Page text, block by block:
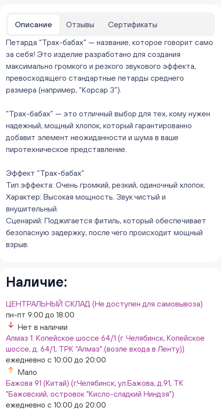
ежедневно с 10:00 до 20:00
Краснопольский 13г (Цветы) (Краснопольский, 13Г)
ежедневно с 10:00 до 20:00
Нет в наличии
Молния Зоопарк - Труда,166 (ул. Труда,166/5)
ежедневно с 10:00 до 20:00
Нет в наличии
Черкасская, д.17/1, за ТК "Невский")
ежедневно с 10:00 до 20:00
В наличии
Овчинникова, д 12 (Челябинск, улица Овчинникова,
ежедневно с 10:00 до 20:00
Мало
Слава. Копейск, пр.Славы 8/1 (Копейск, пр. Славы
8/1, ТЦ "Слава")
ежедневно с 10:00 до 20:00
Мало
Слон. Миасс, Автозаводцев (ТК Слон, г. Миасс)
Нет в наличии
ежедневно с 10:00 до 20:00
Описание Отзывы
Сертификаты
Петарда “Трах-бабах” — название, которое говорит само
за себя! Это изделие разработано для создания
максимально громкого и резкого звукового эффекта,
превосходящего стандартные петарды среднего
размера (например, “Корсар 3”).
“Трах-бабах” — это отличный выбор для тех, кому нужен
надежный, мощный хлопок, который гарантированно
добавит элемент неожиданности и шума в ваше
пиротехническое представление.
Эффект “Трах-бабах”
Тип эффекта: Очень громкий, резкий, одиночный хлопок.
Характер: Высокая мощность. Звук чистый и
внушительный.
Сценарий: Поджигается фитиль, который обеспечивает
безопасную задержку, после чего происходит мощный
взрыв.
Наличие:
ЦЕНТРАЛЬНЫЙ СКЛАД (Не доступен для самовывоза)
пн-пт 9:00 до 18:00
Нет в наличии
Алмаз 1. Копейское шоссе 64/1 (г. Челябинск, Копейское
шоссе, д. 64/1, ТРК "Алмаз" (возле входа в Ленту))
ежедневно с 10:00 до 20:00
Мало
Бажова 91 (Китай) (г.Челябинск, ул.Бажова, д.91, ТК
"Бажовский, островок "Кисло-сладкий Ниндзя")
ежедневно с 10:00 до 20:00